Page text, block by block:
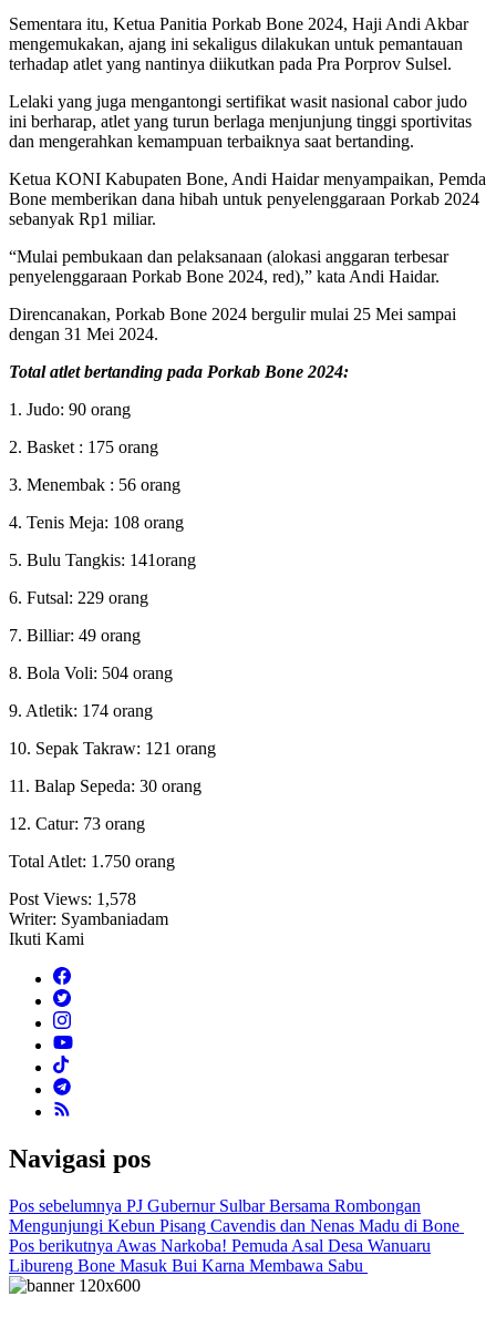
Sementara itu, Ketua Panitia Porkab Bone 2024, Haji Andi Akbar
mengemukakan, ajang ini sekaligus dilakukan untuk pemantauan
terhadap atlet yang nantinya diikutkan pada Pra Porprov Sulsel.
Lelaki yang juga mengantongi sertifikat wasit nasional cabor judo
ini berharap, atlet yang turun berlaga menjunjung tinggi sportivitas
dan mengerahkan kemampuan terbaiknya saat bertanding.
Ketua KONI Kabupaten Bone, Andi Haidar menyampaikan, Pemda
Bone memberikan dana hibah untuk penyelenggaraan Porkab 2024
sebanyak Rp1 miliar.
“Mulai pembukaan dan pelaksanaan (alokasi anggaran terbesar
penyelenggaraan Porkab Bone 2024, red),” kata Andi Haidar.
Direncanakan, Porkab Bone 2024 bergulir mulai 25 Mei sampai
dengan 31 Mei 2024.
Total atlet bertanding pada Porkab Bone 2024:
1. Judo: 90 orang
2. Basket : 175 orang
3. Menembak : 56 orang
4. Tenis Meja: 108 orang
5. Bulu Tangkis: 141orang
6. Futsal: 229 orang
7. ⁠Billiar: 49 orang
8. Bola Voli: 504 orang
9. Atletik: 174 orang
10. Sepak Takraw: 121 orang
11. Balap Sepeda: 30 orang
12. Catur: 73 orang
Total Atlet: 1.750 orang
Post Views: 1,578
Writer: Syambaniadam
Ikuti Kami
Navigasi pos
Pos sebelumnya PJ Gubernur Sulbar Bersama Rombongan
Mengunjungi Kebun Pisang Cavendis dan Nenas Madu di Bone
Pos berikutnya Awas Narkoba! Pemuda Asal Desa Wanuaru
Libureng Bone Masuk Bui Karna Membawa Sabu